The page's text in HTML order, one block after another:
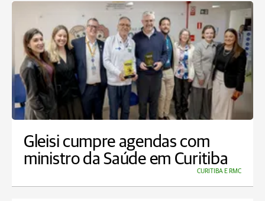
Gleisi cumpre agendas com
ministro da Saúde em Curitiba
CURITIBA E RMC